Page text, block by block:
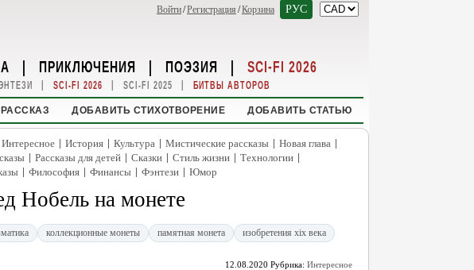
Войти/Регистрация /Корзина РУС
| ПРИКЛЮЧЕНИЯ | ПОЭЗИЯ | SCI-FI 2026
| SCI-FI 2026 | SCI-FI 2025 | БИТВЫ АВТОРОВ
ДОБАВИТЬ СТИХОТВОРЕНИЕ ДОБАВИТЬ СТАТЬЮ
Интересное | История | Культура | Мистические рассказы | Новая глава |
| Рассказы для детей | Сказки | Стиль жизни | Технологии |
| Философия | Финансы | Фэнтези | Юмор
Нобель на монете
коллекционные монеты памятная монета изобретения xix века
12.08.2020 Рубрика: Интересное